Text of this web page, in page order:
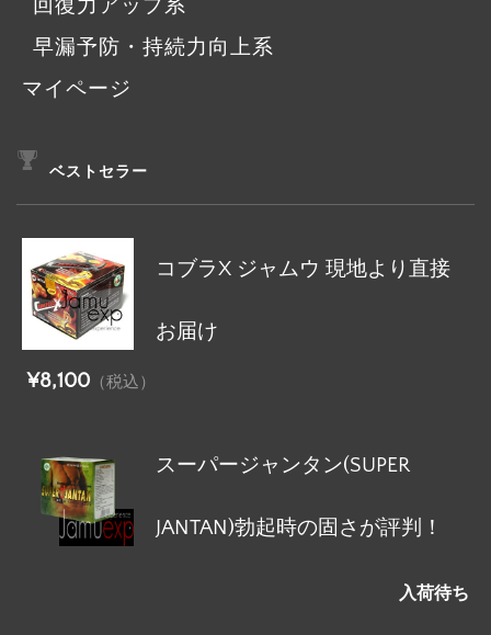
回復力アップ系
早漏予防・持続力向上系
マイページ
ベストセラー
コブラX ジャムウ 現地より直接
お届け
¥8,100 （税込）
スーパージャンタン(SUPER
JANTAN)勃起時の固さが評判！
入荷待ち